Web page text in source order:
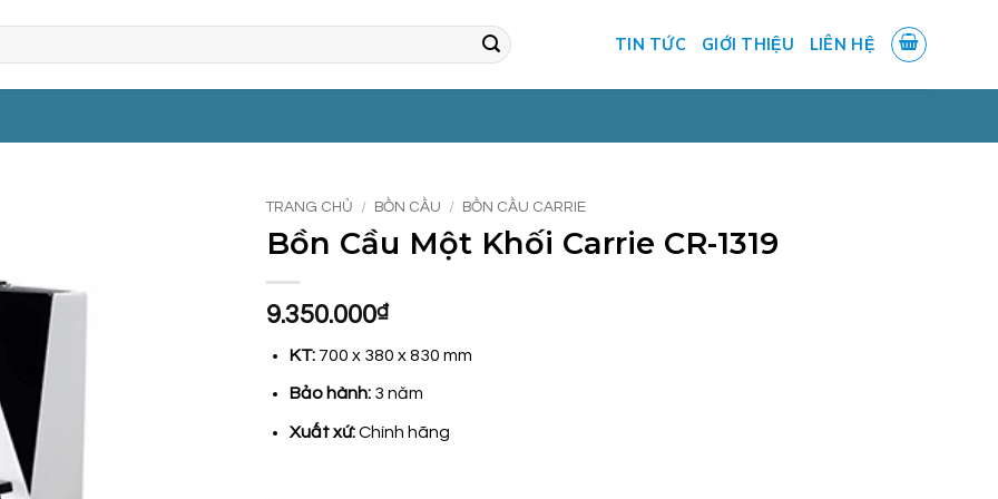
TIN TỨC GIỚI THIỆU LIÊN HỆ
TRANG CHỦ / BỒN CẦU / BỒN CẦU CARRIE
Bồn Cầu Một Khối Carrie CR-1319
9.350.000₫
KT:700 x 380 x 830 mm
Bảo hành: 3 năm
Xuất xứ:Chính hãng